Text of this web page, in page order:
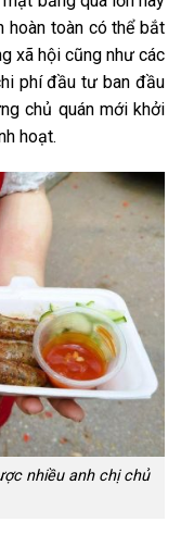
hoàn toàn có thể bắt
xã hội cũng như các
phí đầu tư ban đầu
chủ quán mới khởi
hoạt.
nhiều anh chị chủ